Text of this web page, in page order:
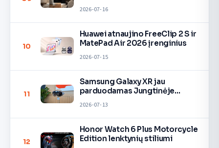
2026-07-16
10
Huawei atnaujino FreeClip 2 S ir
MatePad Air 2026 įrenginius
2026-07-15
11
Samsung Galaxy XR jau
parduodamas Jungtinėje
2026-07-13
12
Honor Watch 6 Plus Motorcycle
Edition lenktynių stiliumi